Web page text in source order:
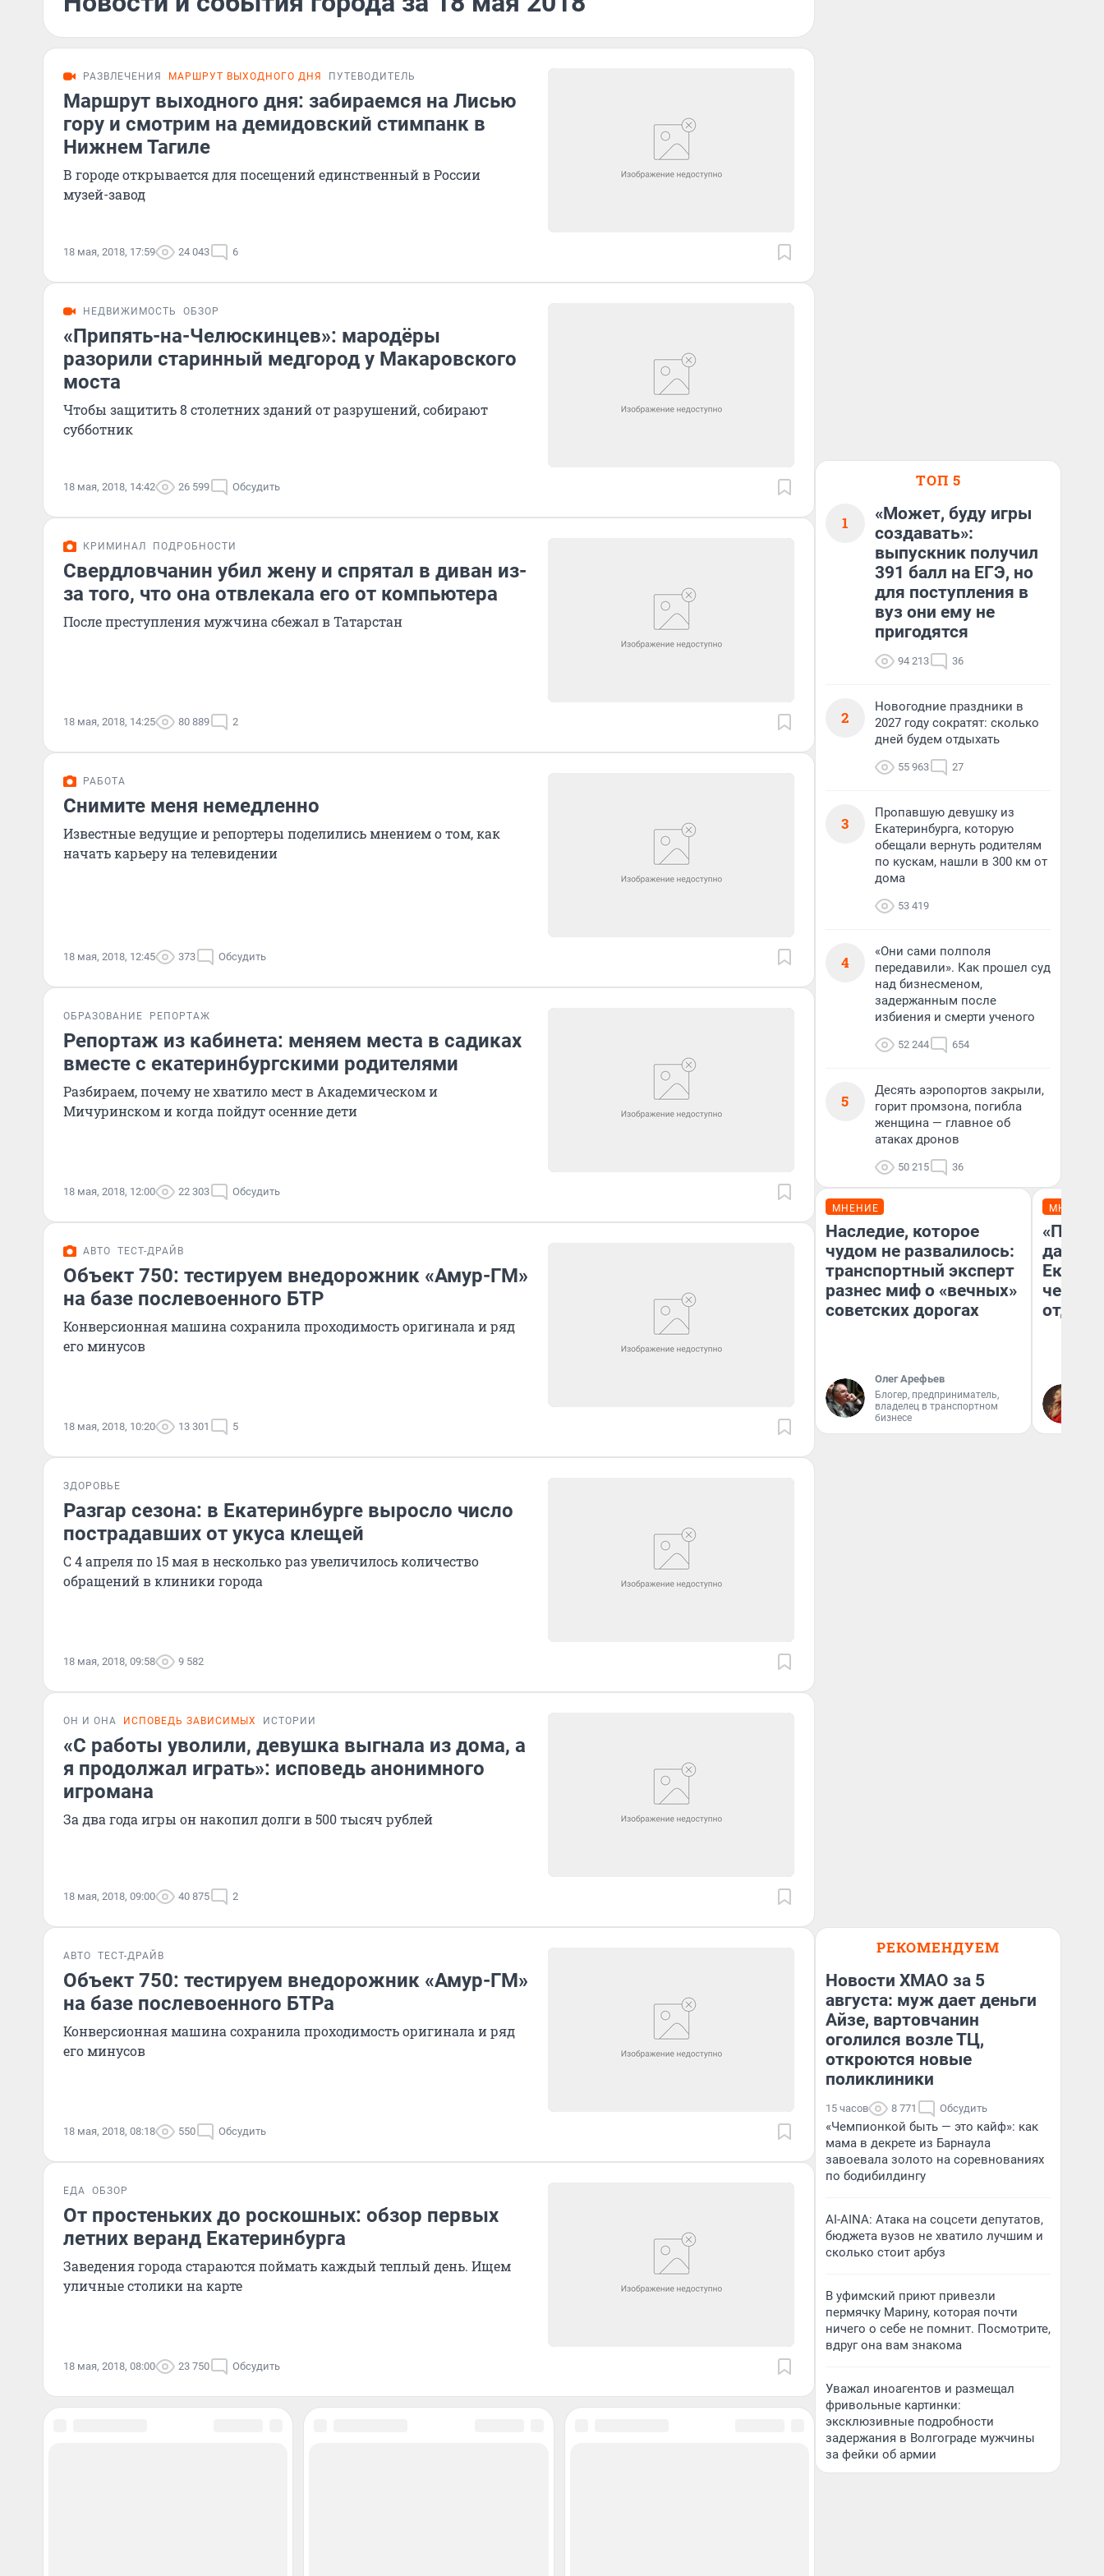
РАЗВЛЕЧЕНИЯ МАРШРУТ ВЫХОДНОГО ДНЯ ПУТЕВОДИТЕЛЬ
Маршрут выходного дня: забираемся на Лисью
гору и смотрим на демидовский стимпанк в
Нижнем Тагиле
В городе открывается для посещений единственный в России
музей-завод
18 мая, 2018, 17:59 24 043 6
НЕДВИЖИМОСТЬ ОБЗОР
«Припять-на-Челюскинцев»: мародёры
разорили старинный медгород у Макаровского
моста
Чтобы защитить 8 столетних зданий от разрушений, собирают
субботник
18 мая, 2018, 14:42 26 599 Обсудить
КРИМИНАЛ ПОДРОБНОСТИ
Свердловчанин убил жену и спрятал в диван из-
за того, что она отвлекала его от компьютера
После преступления мужчина сбежал в Татарстан
18 мая, 2018, 14:25 80 889 2
РАБОТА
Снимите меня немедленно
Известные ведущие и репортеры поделились мнением о том, как
начать карьеру на телевидении
18 мая, 2018, 12:45 373 Обсудить
ОБРАЗОВАНИЕ РЕПОРТАЖ
Репортаж из кабинета: меняем места в садиках
вместе с екатеринбургскими родителями
Разбираем, почему не хватило мест в Академическом и
Мичуринском и когда пойдут осенние дети
18 мая, 2018, 12:00 22 303 Обсудить
АВТО ТЕСТ-ДРАЙВ
Объект 750: тестируем внедорожник «Амур-ГМ»
на базе послевоенного БТР
Конверсионная машина сохранила проходимость оригинала и ряд
его минусов
18 мая, 2018, 10:20 13 301 5
ЗДОРОВЬЕ
Разгар сезона: в Екатеринбурге выросло число
пострадавших от укуса клещей
С 4 апреля по 15 мая в несколько раз увеличилось количество
обращений в клиники города
18 мая, 2018, 09:58 9 582
ОН И ОНА ИСПОВЕДЬ ЗАВИСИМЫХ ИСТОРИИ
«С работы уволили, девушка выгнала из дома, а
я продолжал играть»: исповедь анонимного
игромана
За два года игры он накопил долги в 500 тысяч рублей
18 мая, 2018, 09:00 40 875 2
АВТО ТЕСТ-ДРАЙВ
Объект 750: тестируем внедорожник «Амур-ГМ»
на базе послевоенного БТРа
Конверсионная машина сохранила проходимость оригинала и ряд
его минусов
18 мая, 2018, 08:18 550 Обсудить
ЕДА ОБЗОР
От простеньких до роскошных: обзор первых
летних веранд Екатеринбурга
Заведения города стараются поймать каждый теплый день. Ищем
уличные столики на карте
18 мая, 2018, 08:00 23 750 Обсудить
ТОП 5
1
«Может, буду игры
создавать»:
выпускник получил
391 балл на ЕГЭ, но
для поступления в
вуз они ему не
пригодятся
94 213 36
2
Новогодние праздники в
2027 году сократят: сколько
дней будем отдыхать
55 963 27
3
Пропавшую девушку из
Екатеринбурга, которую
обещали вернуть родителям
по кускам, нашли в 300 км от
дома
53 419
4
«Они сами полполя
передавили». Как прошел суд
над бизнесменом,
задержанным после
избиения и смерти ученого
52 244 654
5
Десять аэропортов закрыли,
горит промзона, погибла
женщина — главное об
атаках дронов
50 215 36
МНЕНИЕ
Наследие, которое
чудом не развалилось:
транспортный эксперт
разнес миф о «вечных»
советских дорогах
Олег Арефьев
Блогер, предприниматель,
владелец в транспортном
бизнесе
МНЕНИЕ
«Про
даже
честно
РЕКОМЕНДУЕМ
Новости ХМАО за 5
августа: муж дает деньги
Айзе, вартовчанин
оголился возле ТЦ,
откроются новые
поликлиники
15 часов 8 771 Обсудить
«Чемпионкой быть — это кайф»: как
мама в декрете из Барнаула
завоевала золото на соревнованиях
по бодибилдингу
AI-AINA: Атака на соцсети депутатов,
бюджета вузов не хватило лучшим и
сколько стоит арбуз
В уфимский приют привезли
пермячку Марину, которая почти
ничего о себе не помнит. Посмотрите,
вдруг она вам знакома
Уважал иноагентов и размещал
фривольные картинки:
эксклюзивные подробности
задержания в Волгограде мужчины
за фейки об армии